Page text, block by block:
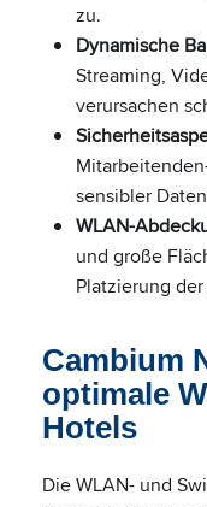
zu.
Dynamische
Streaming,
verursachen
sensibler
WLAN-
und große
Platzierung
Cambium
optimale
Hotels
Die WLAN- und